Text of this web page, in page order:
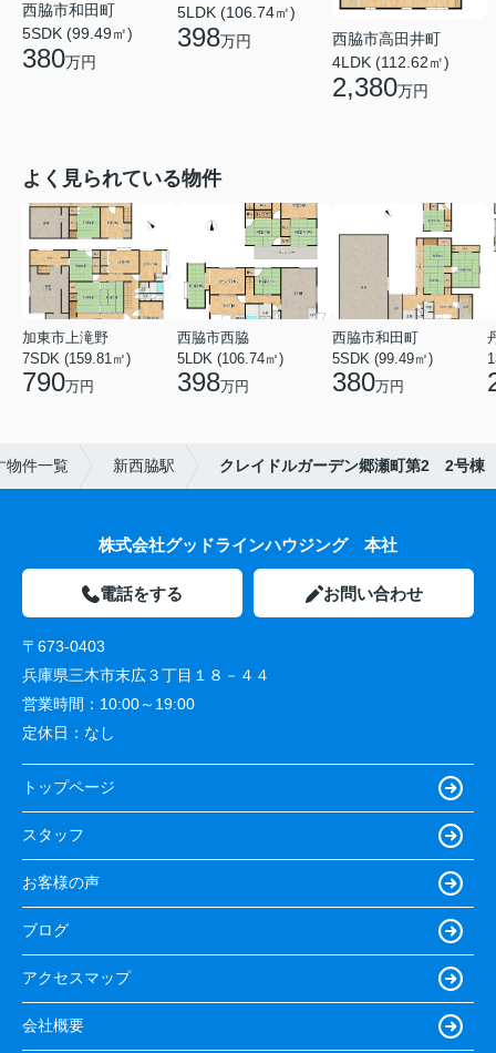
西脇市和田町
5SDK (99.49㎡)
380万円
5LDK (106.74㎡)
398万円
西脇市高田井町
4LDK (112.62㎡)
2,380万円
よく見られている物件
加東市上滝野
7SDK (159.81㎡)
790万円
西脇市西脇
5LDK (106.74㎡)
398万円
西脇市和田町
5SDK (99.49㎡)
380万円
物件一覧 新西脇駅 クレイドルガーデン郷瀬町第2 2号棟
株式会社グッドラインハウジング 本社
電話をする お問い合わせ
〒673-0403
兵庫県三木市末広３丁目１８－４４
営業時間： 10:00～19:00
定休日： なし
トップページ
スタッフ
お客様の声
ブログ
アクセスマップ
会社概要